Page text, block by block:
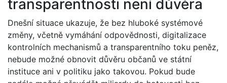
transparentnosti není důvěra
Dnešní situace ukazuje, že bez hluboké systémové
změny, včetně vymáhání odpovědnosti, digitalizace
kontrolních mechanismů a transparentního toku peněz,
nebude možné obnovit důvěru občanů ve státní
instituce ani v politiku jako takovou. Pokud bude